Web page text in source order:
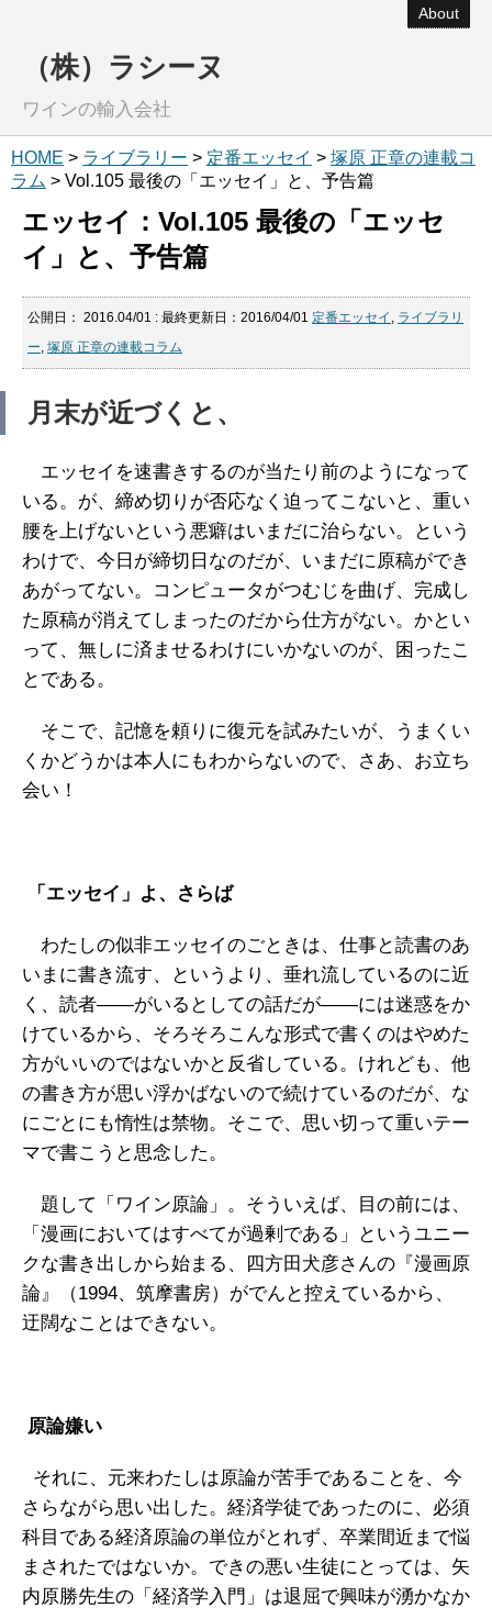
About
（株）ラシーヌ
ワインの輸入会社
HOME > ライブラリー > 定番エッセイ > 塚原 正章の連載コ
ラム > Vol.105 最後の「エッセイ」と、予告篇
エッセイ：Vol.105 最後の「エッセ
イ」と、予告篇
公開日： 2016.04/01 : 最終更新日：2016/04/01 定番エッセイ , ライブラリ
ー, 塚原 正章の連載コラム
月末が近づくと、
エッセイを速書きするのが当たり前のようになって
いる。が、締め切りが否応なく迫ってこないと、重い
腰を上げないという悪癖はいまだに治らない。という
わけで、今日が締切日なのだが、いまだに原稿ができ
あがってない。コンピュータがつむじを曲げ、完成し
た原稿が消えてしまったのだから仕方がない。かとい
って、無しに済ませるわけにいかないのが、困ったこ
とである。
そこで、記憶を頼りに復元を試みたいが、うまくい
くかどうかは本人にもわからないので、さあ、お立ち
会い！
「エッセイ」よ、さらば
わたしの似非エッセイのごときは、仕事と読書のあ
いまに書き流す、というより、垂れ流しているのに近
く、読者——がいるとしての話だが——には迷惑をか
けているから、そろそろこんな形式で書くのはやめた
方がいいのではないかと反省している。けれども、他
の書き方が思い浮かばないので続けているのだが、な
にごとにも惰性は禁物。そこで、思い切って重いテー
マで書こうと思念した。
題して「ワイン原論」。そういえば、目の前には、
「漫画においてはすべてが過剰である」というユニー
クな書き出しから始まる、四方田犬彦さんの『漫画原
論』（1994、筑摩書房）がでんと控えているから、
迂闊なことはできない。
原論嫌い
それに、元来わたしは原論が苦手であることを、今
さらながら思い出した。経済学徒であったのに、必須
科目である経済原論の単位がとれず、卒業間近まで悩
まされたではないか。できの悪い生徒にとっては、矢
内原勝先生の「経済学入門」は退屈で興味が湧かなか